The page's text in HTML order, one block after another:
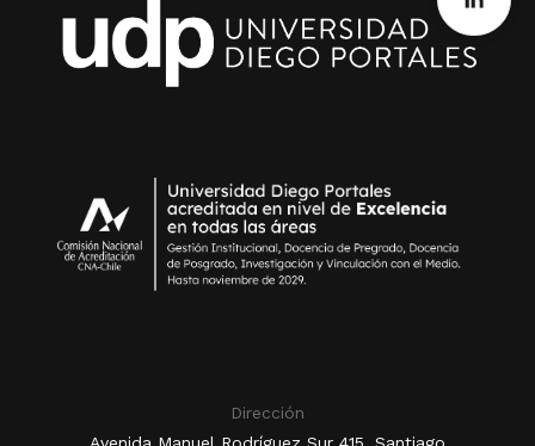
Dirección
Avenida Manuel Rodríguez Sur 415, Santiago